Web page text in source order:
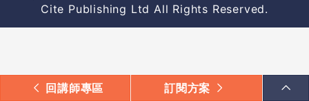
回講師專區 訂閱方案
Cite Publishing Ltd All Rights Reserved.